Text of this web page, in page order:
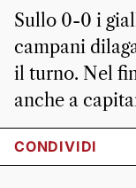
Sullo 0-0 i
campani
il turno. Nel
anche a
CONDIVIDI